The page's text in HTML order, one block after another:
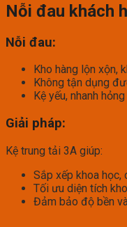
Nỗi đau khách
Nỗi đau:
Kho hàng lộn xộn,
Không tận dụng
Kệ yếu, nhanh hỏng
Giải pháp:
Kệ trung tải 3A giúp:
Sắp xếp khoa học,
Tối ưu diện tích kho
Đảm bảo độ bền